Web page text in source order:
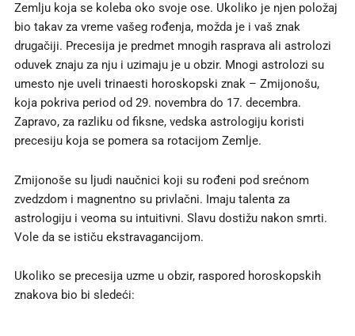
Zemlju koja se koleba oko svoje ose. Ukoliko je njen položaj
bio takav za vreme vašeg rođenja, možda je i vaš znak
drugačiji. Precesija je predmet mnogih rasprava ali astrolozi
oduvek znaju za nju i uzimaju je u obzir. Mnogi astrolozi su
umesto nje uveli trinaesti horoskopski znak – Zmijonošu,
koja pokriva period od 29. novembra do 17. decembra.
Zapravo, za razliku od fiksne, vedska astrologiju koristi
precesiju koja se pomera sa rotacijom Zemlje.
Zmijonoše su ljudi naučnici koji su rođeni pod srećnom
zvedzdom i magnentno su privlačni. Imaju talenta za
astrologiju i veoma su intuitivni. Slavu dostižu nakon smrti.
Vole da se ističu ekstravagancijom.
Ukoliko se precesija uzme u obzir, raspored horoskopskih
znakova bio bi sledeći: